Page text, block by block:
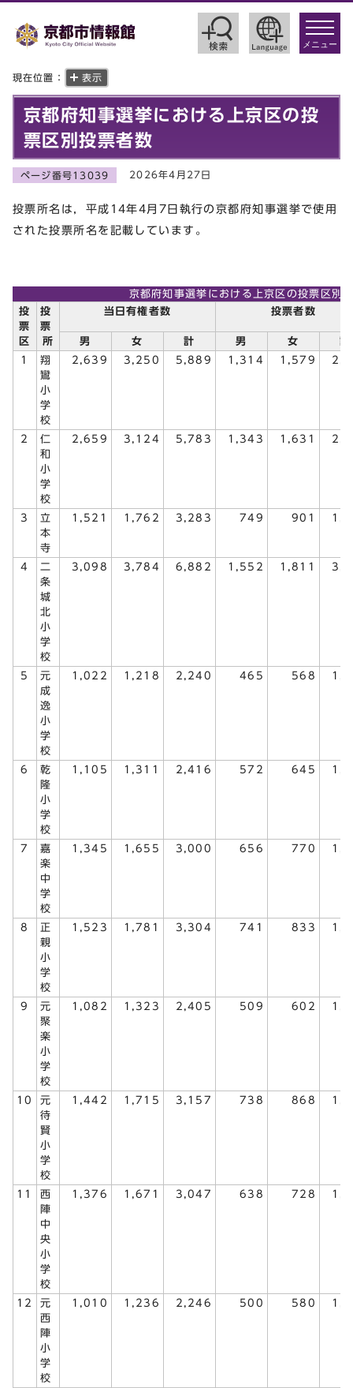
toggle
メニュー
現在位置： 表示
京都府知事選挙における上京区の投
票区別投票者数
ページ番号13039 2026年4月27日
投票所名は，平成14年4月7日執行の京都府知事選挙で使用
された投票所名を記載しています。
京都府知事選挙における上京区の投票区別
投
票
区
投
票
所
当日有権者数 投票者数
男 女 計 男 女
計
1
翔
鸞
小
学
校
2,639 3,250 5,889 1,314 1,579
2
仁
和
小
学
校
2,659 3,124 5,783 1,343 1,631
3
立
本
寺
1,521 1,762 3,283 749 901
4
二
条
城
北
小
学
校
3,098 3,784 6,882 1,552 1,811
5
元
成
逸
小
学
校
1,022 1,218 2,240 465 568
6
乾
隆
小
学
校
1,105 1,311 2,416 572 645
7
嘉
楽
中
学
校
1,345 1,655 3,000 656 770
8
正
親
小
学
校
1,523 1,781 3,304 741 833
9
元
聚
楽
小
学
校
1,082 1,323 2,405 509 602
10
元
待
賢
小
学
校
1,442 1,715 3,157 738 868
11
西
陣
中
央
小
学
校
1,376 1,671 3,047 638 728
12
元
西
陣
小
学
校
1,010 1,236 2,246 500 580